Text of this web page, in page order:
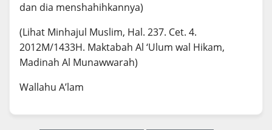
dan dia menshahihkannya)
(Lihat Minhajul Muslim, Hal. 237. Cet. 4.
2012M/1433H. Maktabah Al ‘Ulum wal Hikam,
Madinah Al Munawwarah)
Wallahu A’lam